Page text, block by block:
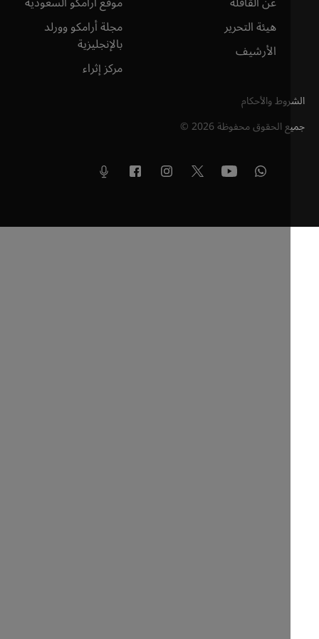
هيئة التحرير
الأرشيف
مجلة أرامكو وورلد
بالإنجليزية
مركز إثراء
والأحكام
الحقوق محفوظة2026
©